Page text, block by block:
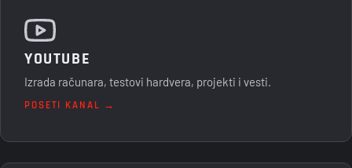
YOUTUBE
Izrada računara, testovi hardvera, projekti i vesti.
POSETI KANAL →